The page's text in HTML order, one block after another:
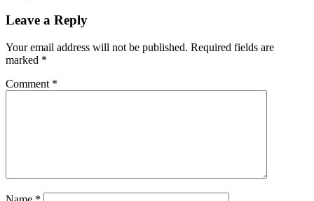
Leave a Reply
Your email address will not be published. Required fields are
marked *
Comment *